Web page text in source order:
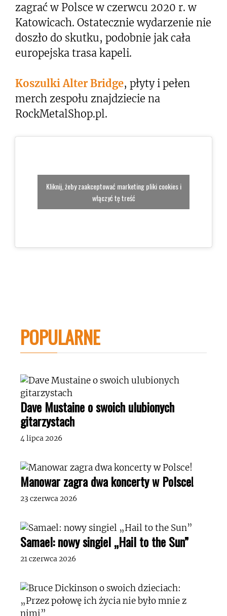
zagrać w Polsce w czerwcu 2020 r. w
Katowicach. Ostatecznie wydarzenie nie
doszło do skutku, podobnie jak cała
europejska trasa kapeli.
Koszulki Alter Bridge, płyty i pełen
merch zespołu znajdziecie na
RockMetalShop.pl.
Kliknij, żeby zaakceptować marketing pliki cookies i
włączyć tę treść
POPULARNE
Dave Mustaine o swoich ulubionych
gitarzystach
4 lipca 2026
Manowar zagra dwa koncerty w Polsce!
23 czerwca 2026
Samael: nowy singiel „Hail to the Sun”
21 czerwca 2026